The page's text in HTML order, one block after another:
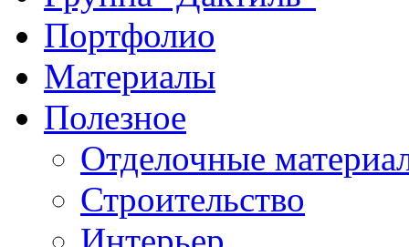
Портфолио
Материалы
Полезное
Отделочные
Строительство